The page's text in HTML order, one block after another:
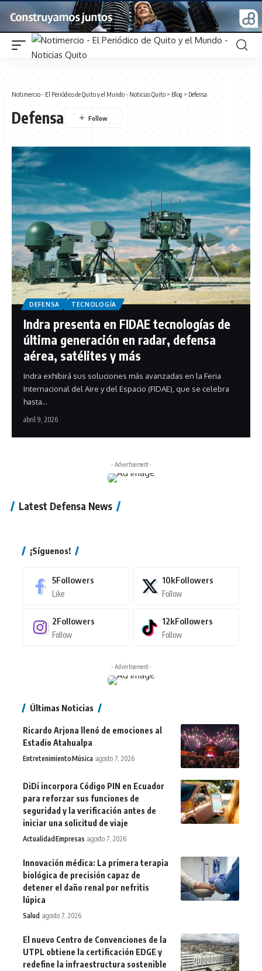
Notimercio - El Periódico de Quito y el Mundo - Noticias Quito > Blog > Defensa
Defensa
DEFENSA TECNOLOGÍA
Indra presenta en FIDAE tecnologías de
última generación en radar, defensa
aérea, satélites y más
Indra exhibirá sus soluciones más avanzadas en la Feria
Internacional del Aire y del Espacio (FIDAE), que se celebra
hasta…
abril 9, 2026
- Advertisement -
Latest Defensa News
¡Síguenos!
5Followers
Like
10kFollowers
Follow
2Followers
Follow
12kFollowers
Follow
- Advertisement -
Últimas Noticias
Ricardo Arjona llenó de emociones al
Estadio Atahualpa
EntretenimientoMúsica agosto 7, 2026
DiDi incorpora Código PIN en Ecuador
para reforzar sus funciones de
seguridad y la verificación antes de
iniciar una solicitud de viaje
ActualidadEmpresas agosto 7, 2026
Innovación médica: La primera terapia
biológica de precisión capaz de
detener el daño renal por nefritis
lúpica
Salud agosto 7, 2026
El nuevo Centro de Convenciones de la
UTPL obtiene la certificación EDGE y
redefine la infraestructura sostenible